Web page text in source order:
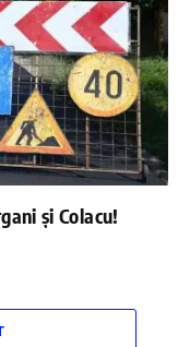
și Colacu!